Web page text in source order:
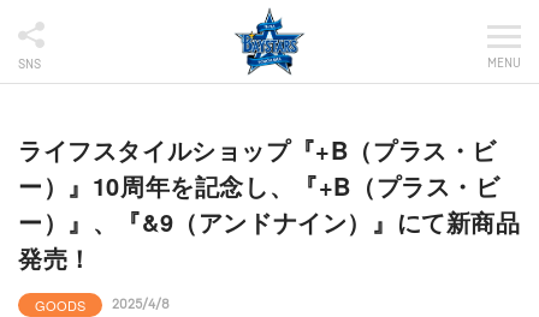
SNS MENU
ライフスタイルショップ『+B（プラス・ビ
ー）』10周年を記念し、『+B（プラス・ビ
ー）』、『&9（アンドナイン）』にて新商品
発売！
GOODS 2025/4/8